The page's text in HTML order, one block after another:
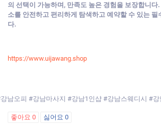
의 선택이 가능하며, 만족도 높은 경험을 보장합니
소를 안전하고 편리하게 탐색하고 예약할 수 있는
다.
https://www.uijawang.shop
남오피 #강남마사지 #강남1인샵 #강남스웨디시 #강
좋아요 0 싫어요 0